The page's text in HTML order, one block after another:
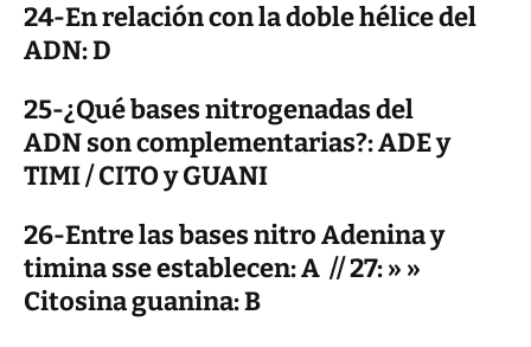
24-En relación con la doble hélice del
ADN: D
25-¿Qué bases nitrogenadas del
ADN son complementarias?: ADE y
TIMI / CITO y GUANI
26-Entre las bases nitro Adenina y
timina sse establecen: A // 27: » »
Citosina guanina: B